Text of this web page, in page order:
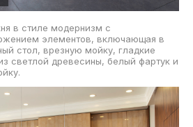
в стиле модернизм с
элементов, включающая в
стол, врезную мойку, гладкие
светлой древесины, белый фартук и